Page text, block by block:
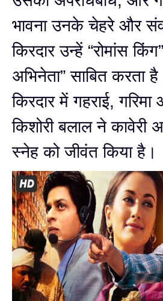
भावना उनके चेहरे और
किरदार उन्हें “रोमांस
अभिनेता” साबित करता
किरदार में गहराई,
किशोरी बलाल ने
स्नेह को जीवंत किया है।